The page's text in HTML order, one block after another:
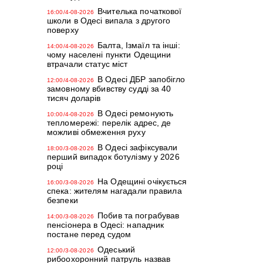
16:00/4-08-2026
Вчителька початкової
школи в Одесі випала з другого
поверху
14:00/4-08-2026
Балта, Ізмаїл та інші:
чому населені пункти Одещини
втрачали статус міст
12:00/4-08-2026
В Одесі ДБР запобігло
замовному вбивству судді за 40
тисяч доларів
10:00/4-08-2026
В Одесі ремонують
тепломережі: перелік адрес, де
можливі обмеження руху
18:00/3-08-2026
В Одесі зафіксували
перший випадок ботулізму у 2026
році
16:00/3-08-2026
На Одещині очікується
спека: жителям нагадали правила
безпеки
14:00/3-08-2026
Побив та пограбував
пенсіонера в Одесі: нападник
постане перед судом
12:00/3-08-2026
Одеський
рибоохоронний патруль назвав